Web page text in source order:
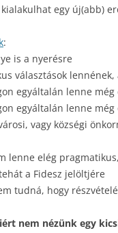
egy új(abb)
:
is a nyerésre
választások
egyáltalán lenne még
egyáltalán lenne
vagy községi
lenne elég
a Fidesz jelöltjére
tudná, hogy
nem nézünk egy